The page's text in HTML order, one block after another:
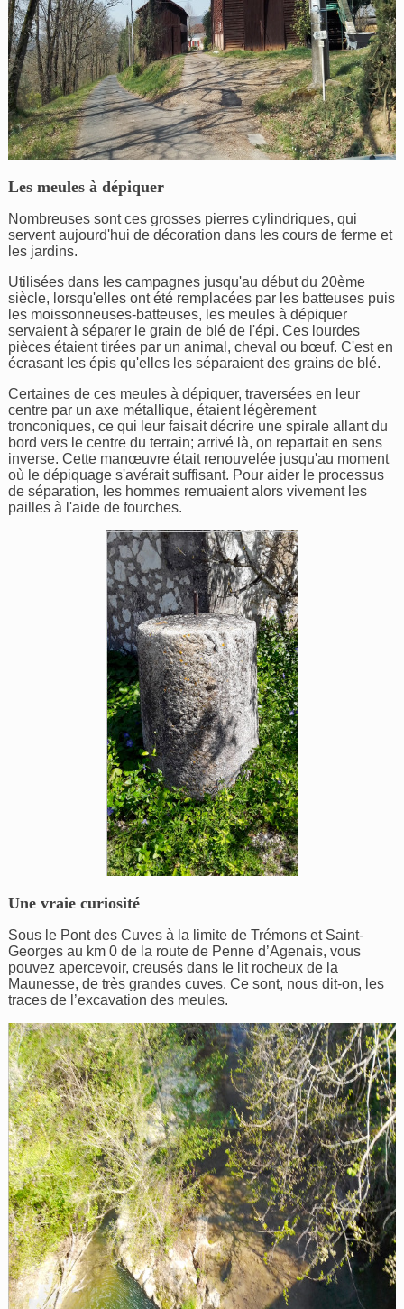
Les meules à dépiquer
Nombreuses sont ces grosses pierres cylindriques, qui
servent aujourd'hui de décoration dans les cours de ferme et
les jardins.
Utilisées dans les campagnes jusqu'au début du 20ème
siècle, lorsqu'elles ont été remplacées par les batteuses puis
les moissonneuses-batteuses, les meules à dépiquer
servaient à séparer le grain de blé de l'épi. Ces lourdes
pièces étaient tirées par un animal, cheval ou bœuf. C'est en
écrasant les épis qu'elles les séparaient des grains de blé.
Certaines de ces meules à dépiquer, traversées en leur
centre par un axe métallique, étaient légèrement
tronconiques, ce qui leur faisait décrire une spirale allant du
bord vers le centre du terrain; arrivé là, on repartait en sens
inverse. Cette manœuvre était renouvelée jusqu'au moment
où le dépiquage s'avérait suffisant. Pour aider le processus
de séparation, les hommes remuaient alors vivement les
pailles à l'aide de fourches.
Une vraie curiosité
Sous le Pont des Cuves à la limite de Trémons et Saint-
Georges au km 0 de la route de Penne d’Agenais, vous
pouvez apercevoir, creusés dans le lit rocheux de la
Maunesse, de très grandes cuves. Ce sont, nous dit-on, les
traces de l’excavation des meules.